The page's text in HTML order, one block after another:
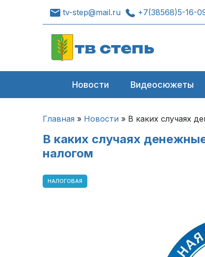
tv-step@mail.ru +7(38568)5-16-
тв степь
Новости Видеосюжеты
Главная » Новости » В каких случаях
В каких случаях
налогом
НАЛОГОВАЯ